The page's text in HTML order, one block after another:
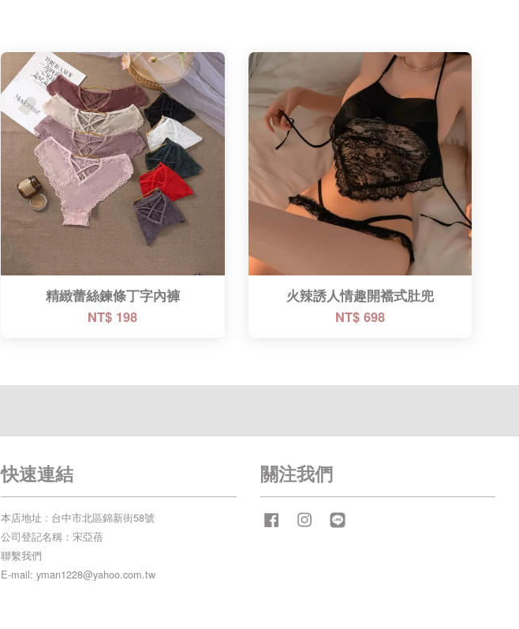
精緻蕾絲鍊條丁字內褲
NT$ 198
火辣誘人情趣開襠式肚兜
NT$ 698
快速連結
本店地址 : 台中市北區錦新街58號
公司登記名稱：宋亞蓓
聯繫我們
E-mail: yman1228@yahoo.com.tw
關注我們
Facebook Instagram